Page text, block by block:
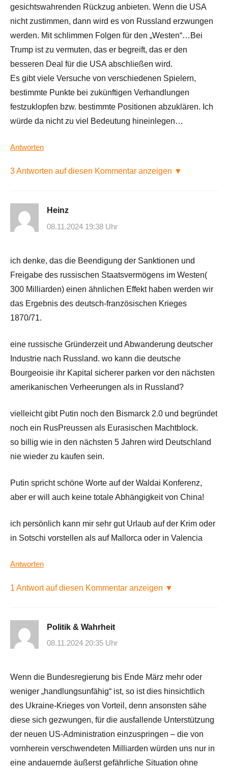
gesichtswahrenden Rückzug anbieten. Wenn die USA
nicht zustimmen, dann wird es von Russland erzwungen
werden. Mit schlimmen Folgen für den „Westen“…Bei
Trump ist zu vermuten, das er begreift, das er den
besseren Deal für die USA abschließen wird.
Es gibt viele Versuche von verschiedenen Spielern,
bestimmte Punkte bei zukünftigen Verhandlungen
festzuklopfen bzw. bestimmte Positionen abzuklären. Ich
würde da nicht zu viel Bedeutung hineinlegen…
Antworten
3 Antworten auf diesen Kommentar anzeigen ▼
Heinz
08.11.2024 19:38 Uhr
ich denke, das die Beendigung der Sanktionen und
Freigabe des russischen Staatsvermögens im Westen(
300 Milliarden) einen ähnlichen Effekt haben werden wir
das Ergebnis des deutsch-französischen Krieges
1870/71.
eine russische Gründerzeit und Abwanderung deutscher
Industrie nach Russland. wo kann die deutsche
Bourgeoisie ihr Kapital sicherer parken vor den nächsten
amerikanischen Verheerungen als in Russland?
vielleicht gibt Putin noch den Bismarck 2.0 und begründet
noch ein RusPreussen als Eurasischen Machtblock.
so billig wie in den nächsten 5 Jahren wird Deutschland
nie wieder zu kaufen sein.
Putin spricht schöne Worte auf der Waldai Konferenz,
aber er will auch keine totale Abhängigkeit von China!
ich persönlich kann mir sehr gut Urlaub auf der Krim oder
in Sotschi vorstellen als auf Mallorca oder in Valencia
Antworten
1 Antwort auf diesen Kommentar anzeigen ▼
Politik & Wahrheit
08.11.2024 20:35 Uhr
Wenn die Bundesregierung bis Ende März mehr oder
weniger „handlungsunfähig“ ist, so ist dies hinsichtlich
des Ukraine-Krieges von Vorteil, denn ansonsten sähe
diese sich gezwungen, für die ausfallende Unterstützung
der neuen US-Administration einzuspringen – die von
vornherein verschwendeten Milliarden würden uns nur in
eine andauernde äußerst gefährliche Situation ohne